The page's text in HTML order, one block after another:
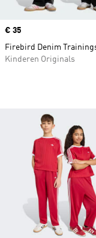
Price
€ 35
Firebird Denim
Kinderen Originals